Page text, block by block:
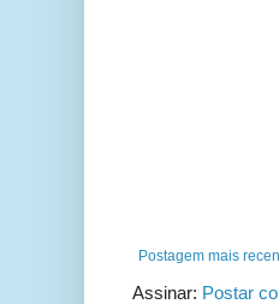
Postagem mais
Assinar: Postar